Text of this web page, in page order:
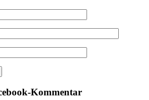
Kommentar